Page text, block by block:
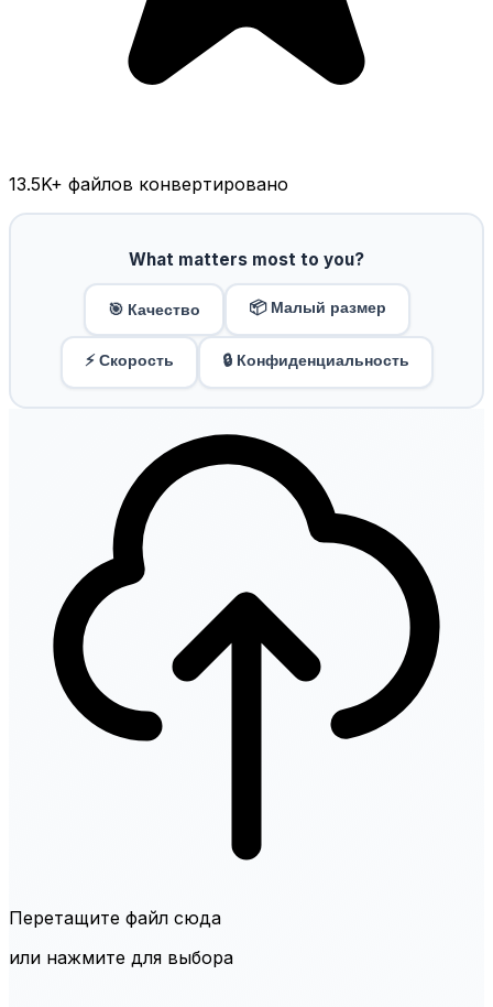
13.5K+ файлов конвертировано
What matters most to you?
🎯 Качество 📦 Малый размер
⚡ Скорость 🔒 Конфиденциальность
Перетащите файл сюда
или нажмите для выбора